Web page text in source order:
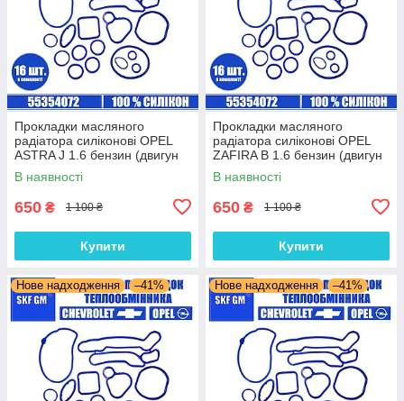
Прокладки масляного
радіатора силіконові OPEL
ASTRA J 1.6 бензин (двигун
A18XER) комплект 16 шт.
В наявності
650 ₴ 1 100 ₴
Купити
Прокладки масляного
радіатора силіконові OPEL
ZAFIRA B 1.6 бензин (двигун
Z16XER) комплект 16 шт.
В наявності
650 ₴ 1 100 ₴
Купити
Нове надходження –41% Нове надходження –41%